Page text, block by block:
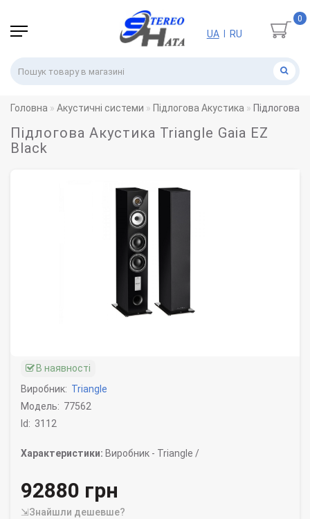
0
UA RU
Головна Акустичні системи Підлогова Акустика Підлогова
Підлогова Акустика Triangle Gaia EZ
Black
В наявності
Виробник: Triangle
Модель: 77562
Id: 3112
Характеристики: Виробник - Triangle /
92880 грн
⇲Знайшли дешевше?